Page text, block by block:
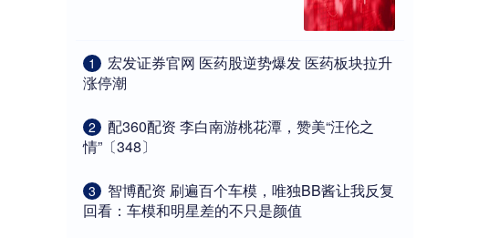
1
​宏发证券官网 医药股逆势爆发 医药板块拉升
涨停潮
2
​配360配资 李白南游桃花潭，赞美“汪伦之
情”〔348〕
3
​智博配资 刷遍百个车模，唯独BB酱让我反复
回看：车模和明星差的不只是颜值